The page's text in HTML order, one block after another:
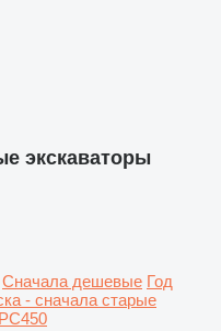
экскаваторы
Сначала дешевые Год
- сначала старые